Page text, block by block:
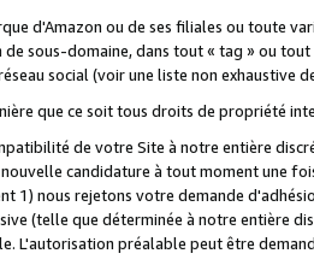
d'Amazon ou de ses filiales ou toute
sous-domaine, dans tout « tag » ou
social (voir une liste non exhaustive
que ce soit tous droits de propriété
de votre Site à notre entière
candidature à tout moment une
1) nous rejetons votre demande
(telle que déterminée à notre entière
L'autorisation préalable peut être